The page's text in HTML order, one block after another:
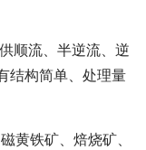
顺流、半逆流、逆
结构简单、处理量
黄铁矿、焙烧矿、